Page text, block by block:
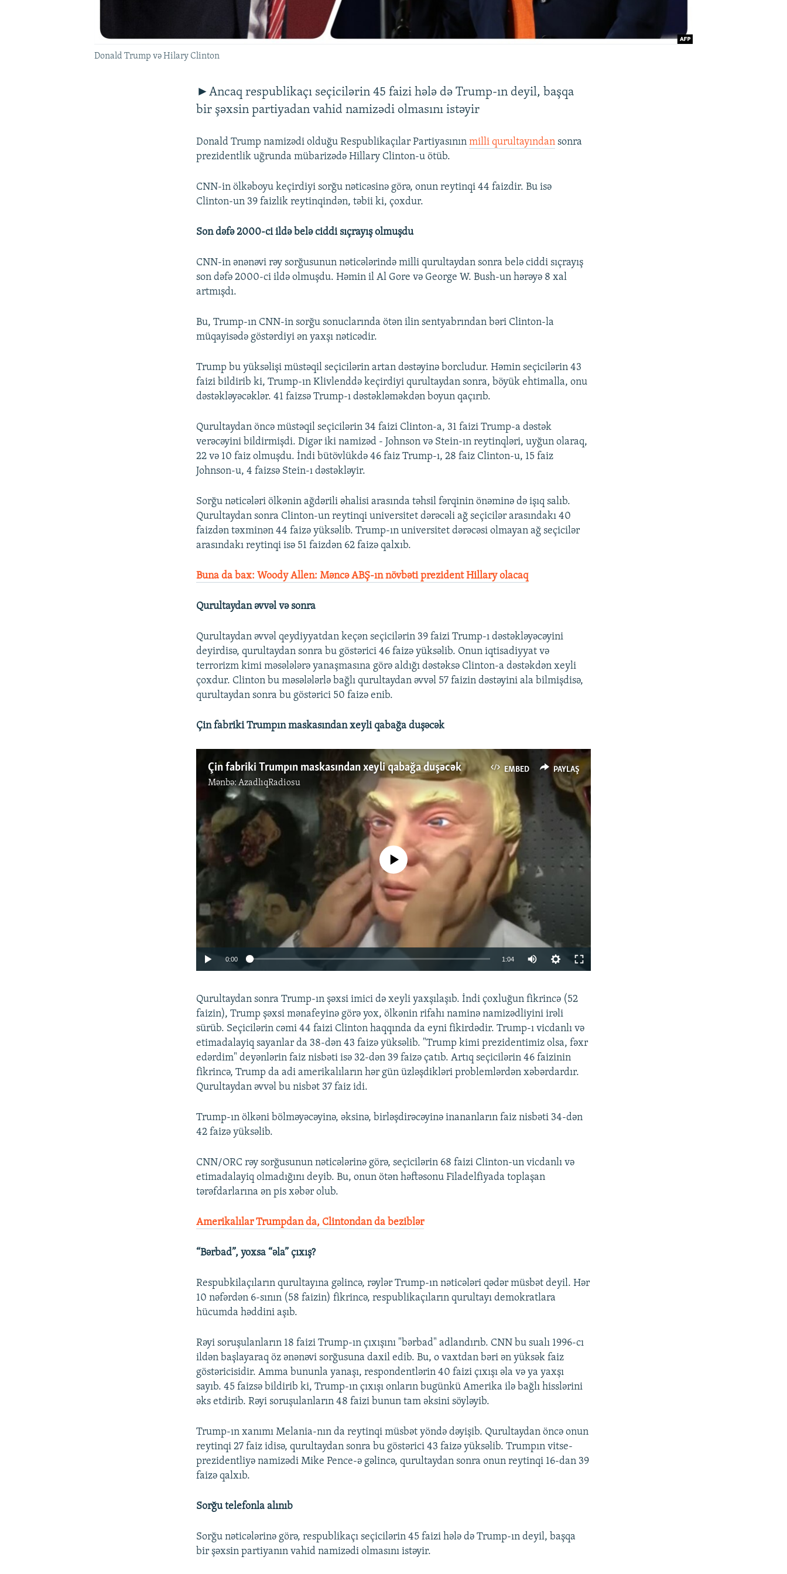
Donald Trump və Hilary Clinton
►Ancaq respublikaçı seçicilərin 45 faizi hələ də Trump-ın deyil, başqa
bir şəxsin partiyadan vahid namizədi olmasını istəyir
Donald Trump namizədi olduğu Respublikaçılar Partiyasınınmilli qurultayından sonra
prezidentlik uğrunda mübarizədə Hillary Clinton-u ötüb.
CNN-in ölkəboyu keçirdiyi sorğu nəticəsinə görə, onun reytinqi 44 faizdir. Bu isə
Clinton-un 39 faizlik reytinqindən, təbii ki, çoxdur.
Son dəfə 2000-ci ildə belə ciddi sıçrayış olmuşdu
CNN-in ənənəvi rəy sorğusunun nəticələrində milli qurultaydan sonra belə ciddi sıçrayış
son dəfə 2000-ci ildə olmuşdu. Həmin il Al Gore və George W. Bush-un hərəyə 8 xal
artmışdı.
Bu, Trump-ın CNN-in sorğu sonuclarında ötən ilin sentyabrından bəri Clinton-la
müqayisədə göstərdiyi ən yaxşı nəticədir.
Trump bu yüksəlişi müstəqil seçicilərin artan dəstəyinə borcludur. Həmin seçicilərin 43
faizi bildirib ki, Trump-ın Klivlenddə keçirdiyi qurultaydan sonra, böyük ehtimalla, onu
dəstəkləyəcəklər. 41 faizsə Trump-ı dəstəkləməkdən boyun qaçırıb.
Qurultaydan öncə müstəqil seçicilərin 34 faizi Clinton-a, 31 faizi Trump-a dəstək
verəcəyini bildirmişdi. Digər iki namizəd - Johnson və Stein-ın reytinqləri, uyğun olaraq,
22 və 10 faiz olmuşdu. İndi bütövlükdə 46 faiz Trump-ı, 28 faiz Clinton-u, 15 faiz
Johnson-u, 4 faizsə Stein-ı dəstəkləyir.
Sorğu nəticələri ölkənin ağdərili əhalisi arasında təhsil fərqinin önəminə də işıq salıb.
Qurultaydan sonra Clinton-un reytinqi universitet dərəcəli ağ seçicilər arasındakı 40
faizdən təxminən 44 faizə yüksəlib. Trump-ın universitet dərəcəsi olmayan ağ seçicilər
arasındakı reytinqi isə 51 faizdən 62 faizə qalxıb.
Buna da bax: Woody Allen: Məncə ABŞ-ın növbəti prezident Hillary olacaq
Qurultaydan əvvəl və sonra
Qurultaydan əvvəl qeydiyyatdan keçən seçicilərin 39 faizi Trump-ı dəstəkləyəcəyini
deyirdisə, qurultaydan sonra bu göstərici 46 faizə yüksəlib. Onun iqtisadiyyat və
terrorizm kimi məsələlərə yanaşmasına görə aldığı dəstəksə Clinton-a dəstəkdən xeyli
çoxdur. Clinton bu məsələlərlə bağlı qurultaydan əvvəl 57 faizin dəstəyini ala bilmişdisə,
qurultaydan sonra bu göstərici 50 faizə enib.
Çin fabriki Trumpın maskasından xeyli qabağa duşəcək
EMBED PAYLAŞ
Çin fabriki Trumpın maskasından xeyli qabağa duşəcək
Mənbə:AzadlıqRadiosu
No media source currently available
0:00 1:04
Qurultaydan sonra Trump-ın şəxsi imici də xeyli yaxşılaşıb. İndi çoxluğun fikrincə (52
faizin), Trump şəxsi mənafeyinə görə yox, ölkənin rifahı naminə namizədliyini irəli
sürüb. Seçicilərin cəmi 44 faizi Clinton haqqında da eyni fikirdədir. Trump-ı vicdanlı və
etimadalayiq sayanlar da 38-dən 43 faizə yüksəlib. "Trump kimi prezidentimiz olsa, fəxr
edərdim" deyənlərin faiz nisbəti isə 32-dən 39 faizə çatıb. Artıq seçicilərin 46 faizinin
fikrincə, Trump da adi amerikalıların hər gün üzləşdikləri problemlərdən xəbərdardır.
Qurultaydan əvvəl bu nisbət 37 faiz idi.
Trump-ın ölkəni bölməyəcəyinə, əksinə, birləşdirəcəyinə inananların faiz nisbəti 34-dən
42 faizə yüksəlib.
CNN/ORC rəy sorğusunun nəticələrinə görə, seçicilərin 68 faizi Clinton-un vicdanlı və
etimadalayiq olmadığını deyib. Bu, onun ötən həftəsonu Filadelfiyada toplaşan
tərəfdarlarına ən pis xəbər olub.
Amerikalılar Trumpdan da, Clintondan da beziblər
“Bərbad”, yoxsa “əla” çıxış?
Respubkilaçıların qurultayına gəlincə, rəylər Trump-ın nəticələri qədər müsbət deyil. Hər
10 nəfərdən 6-sının (58 faizin) fikrincə, respublikaçıların qurultayı demokratlara
hücumda həddini aşıb.
Rəyi soruşulanların 18 faizi Trump-ın çıxışını "bərbad" adlandırıb. CNN bu sualı 1996-cı
ildən başlayaraq öz ənənəvi sorğusuna daxil edib. Bu, o vaxtdan bəri ən yüksək faiz
göstəricisidir. Amma bununla yanaşı, respondentlərin 40 faizi çıxışı əla və ya yaxşı
sayıb. 45 faizsə bildirib ki, Trump-ın çıxışı onların bugünkü Amerika ilə bağlı hisslərini
əks etdirib. Rəyi soruşulanların 48 faizi bunun tam əksini söyləyib.
Trump-ın xanımı Melania-nın da reytinqi müsbət yöndə dəyişib. Qurultaydan öncə onun
reytinqi 27 faiz idisə, qurultaydan sonra bu göstərici 43 faizə yüksəlib. Trumpın vitse-
prezidentliyə namizədi Mike Pence-ə gəlincə, qurultaydan sonra onun reytinqi 16-dan 39
faizə qalxıb.
Sorğu telefonla alınıb
Sorğu nəticələrinə görə, respublikaçı seçicilərin 45 faizi hələ də Trump-ın deyil, başqa
bir şəxsin partiyanın vahid namizədi olmasını istəyir.